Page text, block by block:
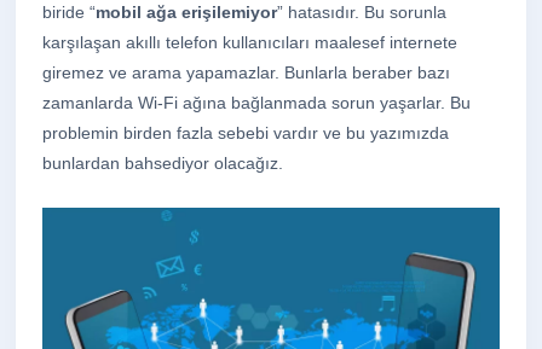
Harita Kayıt
Google, Yandex ve Apple haritalarda
Marka Tescili
Prodüksiyon
Profesyonel fotoğraf ve video içerik üretimi
↗
biride “mobil ağa erişilemiyor” hatasıdır. Bu sorunla
karşılaşan akıllı telefon kullanıcıları maalesef internete
giremez ve arama yapamazlar. Bunlarla beraber bazı
zamanlarda Wi-Fi ağına bağlanmada sorun yaşarlar. Bu
problemin birden fazla sebebi vardır ve bu yazımızda
bunlardan bahsediyor olacağız.